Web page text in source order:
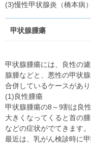
(3)慢性甲状腺炎（橋本病
甲状腺腫瘍
甲状腺腫瘍には、良性の
腺腫などと、悪性の甲状
合併しているケースがあり
(1)良性腫瘍
甲状腺腫瘍の8～9割は良性
大きくなってくると首の
などの症状がでてきます。
最近は、乳がん検診時に